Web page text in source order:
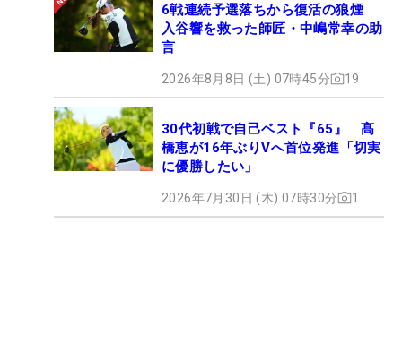
6戦連続予選落ちから復活の狼煙
入谷響を救った師匠・中嶋常幸の助
言
2026年8月8日 (土) 07時45分 19
30代初戦で自己ベスト『65』 髙
橋恵が16年ぶりVへ首位発進「切実
に優勝したい」
2026年7月30日 (木) 07時30分 1